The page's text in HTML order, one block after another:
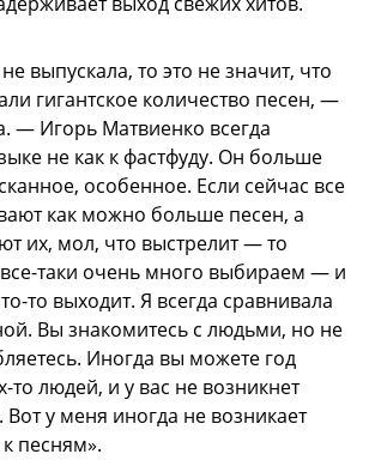
выпускала, то это не значит, что
гигантское количество песен, —
— Игорь Матвиенко всегда
не как к фастфуду. Он больше
особенное. Если сейчас все
как можно больше песен, а
их, мол, что выстрелит — то
таки очень много выбираем — и
то выходит. Я всегда сравнивала
Вы знакомитесь с людьми, но не
Иногда вы можете год
то людей, и у вас не возникнет
Вот у меня иногда не возникает
песням».